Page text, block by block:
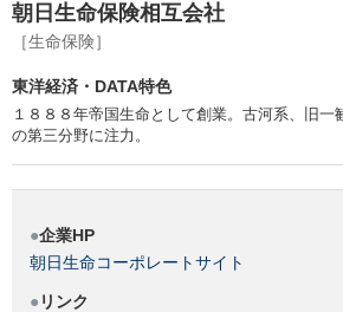
朝日生命保険相互会社
［生命保険］
東洋経済・DATA特色
１８８８年帝国生命として創業。古河系、旧一
の第三分野に注力。
企業HP
朝日生命コーポレートサイト
リンク